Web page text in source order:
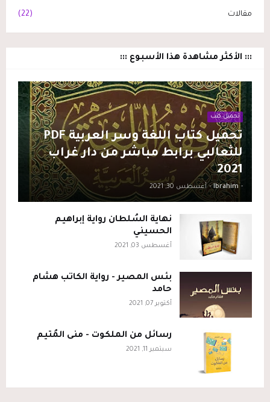
مقالات (22)
::: الأكثر مشاهدة هذا الأسبوع :::
تحميل كتب
تحميل كتاب اللغة وسر العربية PDF
للثعالبي برابط مباشر من دار غراب
2021
-
Ibrahim
- أغسطس 30, 2021
نهاية السُلطان رواية إبراهيم
الحسيني
أغسطس 03, 2021
بئس المصير - رواية الكاتب هشام
حامد
أكتوبر 07, 2021
رسائل من الملكوت - منى المُتيم
سبتمبر 11, 2021